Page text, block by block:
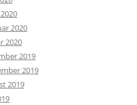
2020
2020
2019
2019
2019